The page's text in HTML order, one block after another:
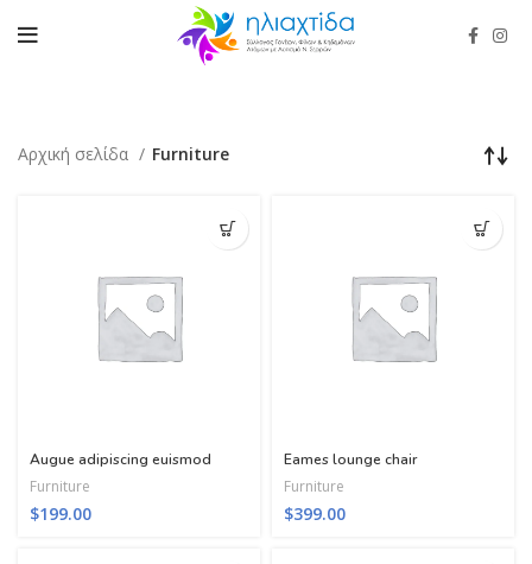
Αρχική σελίδα Furniture
Augue adipiscing euismod
Furniture
$199.00
Eames lounge chair
Furniture
$399.00